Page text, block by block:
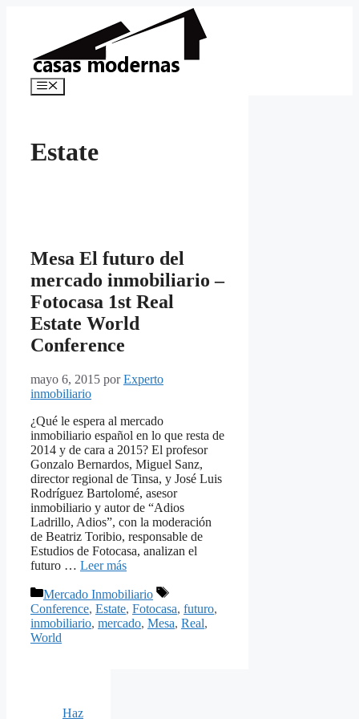
Menú
Estate
Mesa El futuro del
mercado inmobiliario –
Fotocasa 1st Real
Estate World
Conference
mayo 6, 2015 porExperto
inmobiliario
¿Qué le espera al mercado
inmobiliario español en lo que resta de
2014 y de cara a 2015? El profesor
Gonzalo Bernardos, Miguel Sanz,
director regional de Tinsa, y José Luis
Rodríguez Bartolomé, asesor
inmobiliario y autor de “Adios
Ladrillo, Adios”, con la moderación
de Beatriz Toribio, responsable de
Estudios de Fotocasa, analizan el
futuro … Leer más
Categorías
Mercado Inmobiliario
Etiquetas
Conference, Estate, Fotocasa, futuro,
inmobiliario, mercado, Mesa, Real,
World
Haz